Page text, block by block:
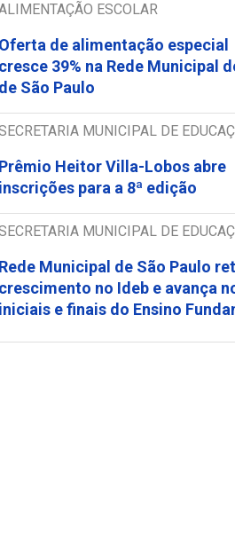
ESCOLAR
Oferta de alimentação especial
cresce 39% na Rede Municipal
de São Paulo
MUNICIPAL DE
Prêmio Heitor Villa-Lobos abre
inscrições para a 8ª edição
MUNICIPAL DE
Rede Municipal de São Paulo
crescimento no Ideb e avança
iniciais e finais do Ensino